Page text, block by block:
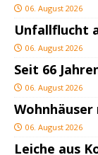
06. August 2026
Unfallflucht
06. August 2026
Seit 66
06. August 2026
06. August 2026
Leiche aus